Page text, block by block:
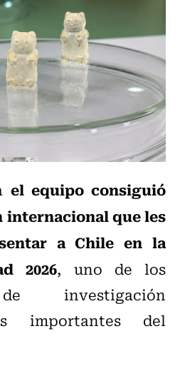
el equipo consiguió
internacional que les
a Chile en la
2026, uno de los
investigación
importantes del